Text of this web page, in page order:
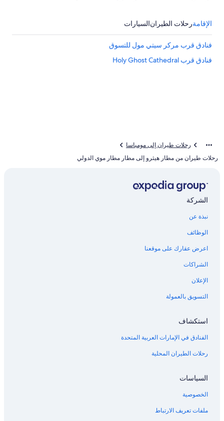
الإقامةرحلات الطيرانالسيارات
فنادق قرب مركر سيتي مول للتسوق
فنادق قرب Holy Ghost Cathedral
رحلات طيران إلى مومباسا
رحلات طيران من مطار هيثرو إلى مطار مطار موي الدولي
الشركة
نبذة عن
الوظائف
اعرض عقارك على موقعنا
الشراكات
الإعلان
التسويق بالعمولة
استكشاف
الفنادق في الإمارات العربية المتحدة
رحلات الطيران المحلية
السياسات
الخصوصية
ملفات تعريف الارتباط